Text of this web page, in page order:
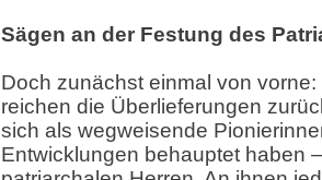
Sägen an der Festung des
Doch zunächst einmal von
reichen die Überlieferungen
sich als wegweisende
Entwicklungen behauptet haben